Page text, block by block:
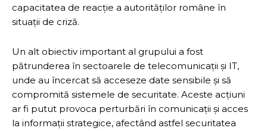
capacitatea de reacție a autorităților române în
situații de criză.
Un alt obiectiv important al grupului a fost
pătrunderea în sectoarele de telecomunicații și IT,
unde au încercat să acceseze date sensibile și să
compromită sistemele de securitate. Aceste acțiuni
ar fi putut provoca perturbări în comunicații și acces
la informații strategice, afectând astfel securitatea